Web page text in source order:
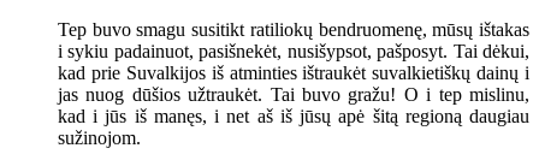
Tep buvo smagu susitikt ratiliokų bendruomenę, mūsų ištakas
i sykiu padainuot, pasišnekėt, nusišypsot, pašposyt. Tai dėkui,
kad prie Suvalkijos iš atminties ištraukėt suvalkietiškų dainų i
jas nuog dūšios užtraukėt. Tai buvo gražu! O i tep mislinu,
kad i jūs iš manęs, i net aš iš jūsų apė šitą regioną daugiau
sužinojom.